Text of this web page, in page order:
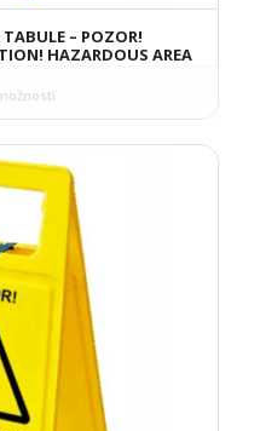
– POZOR!
HAZARDOUS AREA